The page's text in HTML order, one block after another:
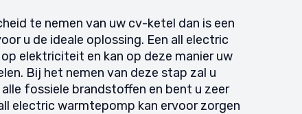
te nemen van uw cv-ketel dan is een
u de ideale oplossing. Een all electric
elektriciteit en kan op deze manier uw
Bij het nemen van deze stap zal u
fossiele brandstoffen en bent u zeer
electric warmtepomp kan ervoor zorgen